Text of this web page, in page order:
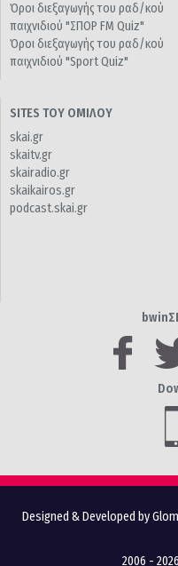
Όροι διεξαγωγής του ραδ/κού
παιχνιδιού "ΣΠΟΡ FM Quiz"
Όροι διεξαγωγής του ραδ/κού
παιχνιδιού "Sport Quiz"
SITES ΤΟΥ ΟΜΙΛΟΥ
skai.gr
skaitv.gr
skairadio.gr
skaikairos.gr
podcast.skai.gr
Designed & Developed by
2006 -